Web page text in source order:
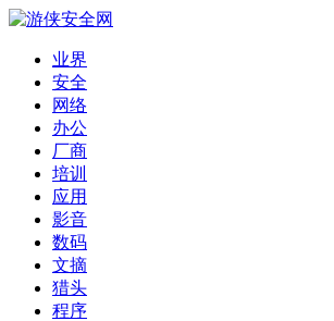
业界
安全
网络
办公
厂商
培训
应用
影音
数码
文摘
猎头
程序